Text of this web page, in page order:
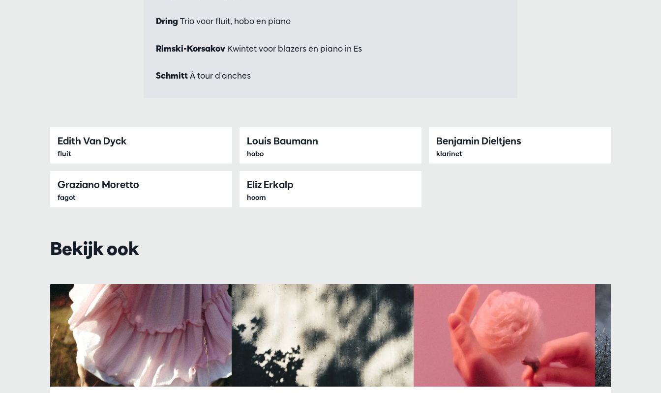
DringTrio voor fluit, hobo en piano
Rimski-Korsakov Kwintet voor blazers en piano in Es
SchmittÀ tour d'anches
Edith Van Dyck
fluit
Louis Baumann
hobo
Benjamin Dieltjens
klarinet
Graziano Moretto
fagot
Eliz Erkalp
hoorn
Bekijk ook